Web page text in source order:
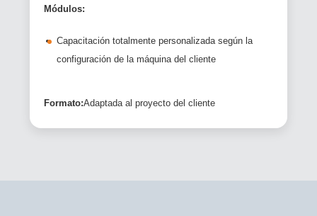
Módulos:
Capacitación totalmente personalizada según la
configuración de la máquina del cliente
Formato:Adaptada al proyecto del cliente